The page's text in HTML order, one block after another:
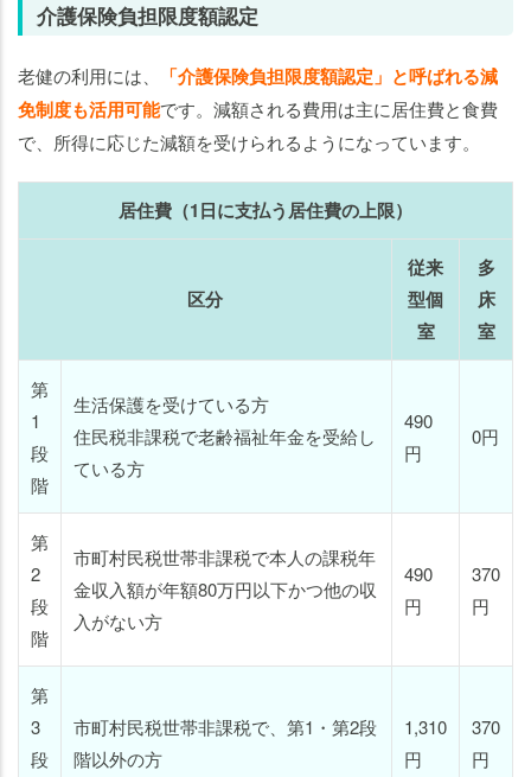
介護保険負担限度額認定
老健の利用には、
「介護保険負担限度額認定」と呼ばれる減
免制度も活用可能です。減額される費用は主に居住費と食費
で、所得に応じた減額を受けられるようになっています。
居住費（1日に支払う居住費の上限）
区分
従来
型個
室
多
床
室
第
1
段
階
生活保護を受けている方
住民税非課税で老齢福祉年金を受給し
ている方
490
円
0円
第
2
段
階
市町村民税世帯非課税で本人の課税年
金収入額が年額80万円以下かつ他の収
入がない方
490
円
370
円
第
3
段
市町村民税世帯非課税で、第1・第2段
階以外の方
1,310
円
370
円